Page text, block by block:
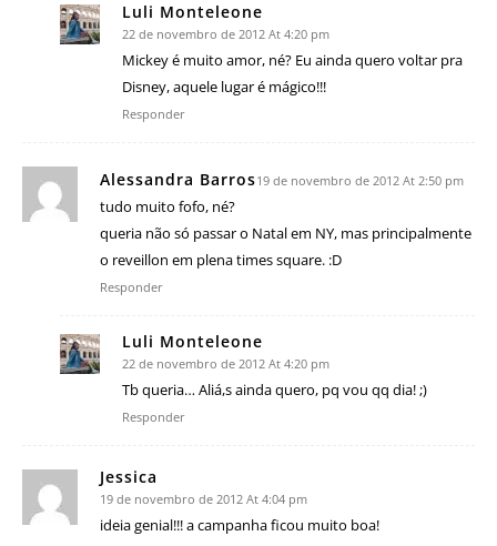
Luli Monteleone
22 de novembro de 2012 At 4:20 pm
Mickey é muito amor, né? Eu ainda quero voltar pra
Disney, aquele lugar é mágico!!!
Responder
Alessandra Barros19 de novembro de 2012 At 2:50 pm
tudo muito fofo, né?
queria não só passar o Natal em NY, mas principalmente
o reveillon em plena times square. :D
Responder
Luli Monteleone
22 de novembro de 2012 At 4:20 pm
Tb queria… Aliá,s ainda quero, pq vou qq dia! ;)
Responder
Jessica
19 de novembro de 2012 At 4:04 pm
ideia genial!!! a campanha ficou muito boa!